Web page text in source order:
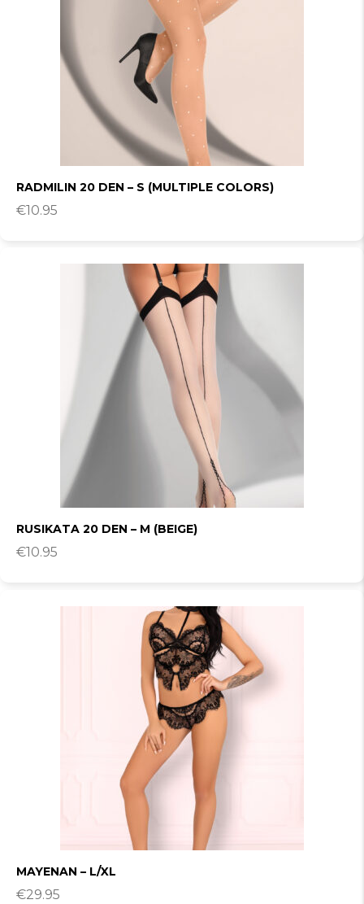
RADMILIN 20 DEN – S (MULTIPLE COLORS)
€10.95
RUSIKATA 20 DEN – M (BEIGE)
€10.95
MAYENAN – L/XL
€29.95